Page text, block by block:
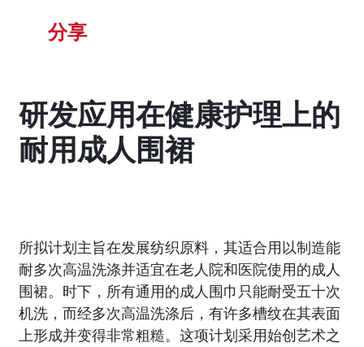
分享
研发应用在健康护理上的
耐用成人围裙
所拟计划主旨在发展纺织原料，其适合用以制造能
耐多次高温洗涤并适宜在老人院和医院使用的成人
围裙。时下，所有通用的成人围巾只能耐受五十次
机洗，而经多次高温洗涤后，有许多槽纹在其表面
上形成并变得非常粗糙。这项计划采用始创艺术之